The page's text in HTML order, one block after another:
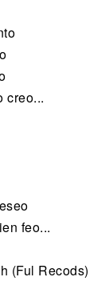
creo...
feo...
(Ful Recods)